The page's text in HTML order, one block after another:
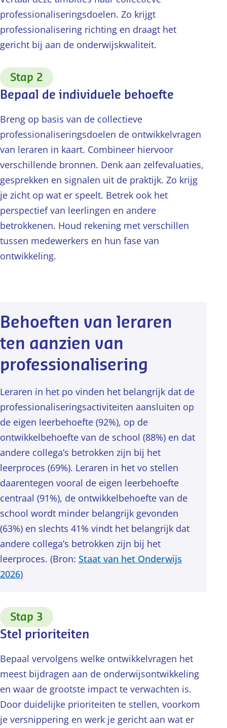
professionaliseringsdoelen. Zo krijgt
professionalisering richting en draagt het
gericht bij aan de onderwijskwaliteit.
Stap 2
Bepaal de individuele behoefte
Breng op basis van de collectieve
professionaliseringsdoelen de ontwikkelvragen
van leraren in kaart. Combineer hiervoor
verschillende bronnen. Denk aan zelfevaluaties,
gesprekken en signalen uit de praktijk. Zo krijg
je zicht op wat er speelt. Betrek ook het
perspectief van leerlingen en andere
betrokkenen. Houd rekening met verschillen
tussen medewerkers en hun fase van
ontwikkeling.
Behoeften van leraren
ten aanzien van
professionalisering
Leraren in het po vinden het belangrijk dat de
professionaliseringsactiviteiten aansluiten op
de eigen leerbehoefte (92%), op de
ontwikkelbehoefte van de school (88%) en dat
andere collega’s betrokken zijn bij het
leerproces (69%). Leraren in het vo stellen
daarentegen vooral de eigen leerbehoefte
centraal (91%), de ontwikkelbehoefte van de
school wordt minder belangrijk gevonden
(63%) en slechts 41% vindt het belangrijk dat
andere collega’s betrokken zijn bij het
leerproces. (Bron: Staat van het Onderwijs
2026)
Stap 3
Stel prioriteiten
Bepaal vervolgens welke ontwikkelvragen het
meest bijdragen aan de onderwijsontwikkeling
en waar de grootste impact te verwachten is.
Door duidelijke prioriteiten te stellen, voorkom
je versnippering en werk je gericht aan wat er